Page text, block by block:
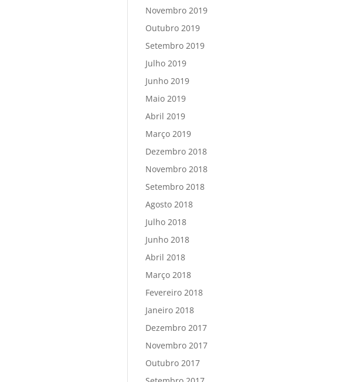
Novembro 2019
Outubro 2019
Setembro 2019
Julho 2019
Junho 2019
Maio 2019
Abril 2019
Março 2019
Dezembro 2018
Novembro 2018
Setembro 2018
Agosto 2018
Julho 2018
Junho 2018
Abril 2018
Março 2018
Fevereiro 2018
Janeiro 2018
Dezembro 2017
Novembro 2017
Outubro 2017